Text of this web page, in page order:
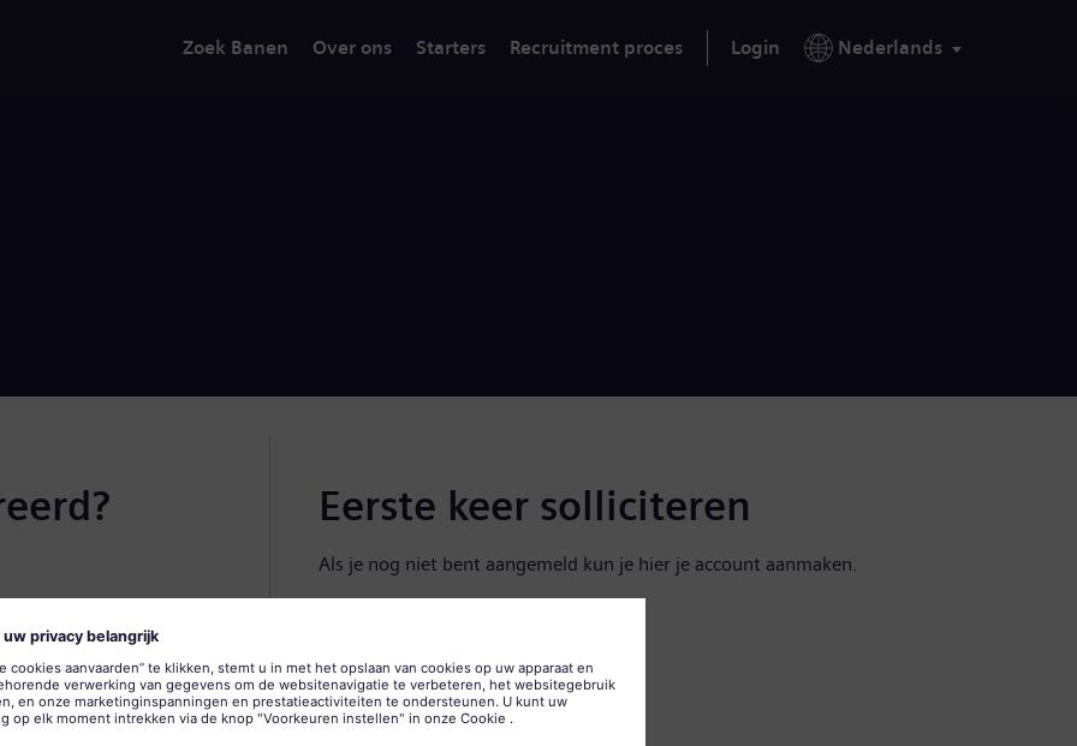
Zoek Banen Over ons Starters Recruitment proces Login Nederlands
Eerste keer solliciteren
Als je nog niet bent aangemeld kun je hier je account aanmaken.